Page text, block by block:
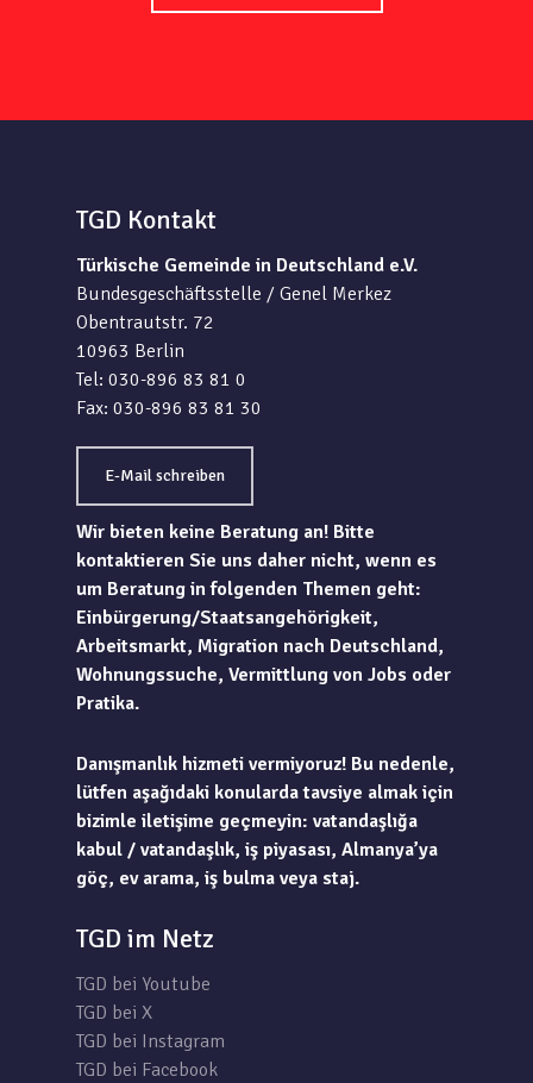
TGD Kontakt
Türkische Gemeinde in Deutschland e.V.
Bundesgeschäftsstelle / Genel Merkez
Obentrautstr. 72
10963 Berlin
Tel: 030-896 83 81 0
Fax: 030-896 83 81 30
E-Mail schreiben
Wir bieten keine Beratung an! Bitte
kontaktieren Sie uns daher nicht, wenn es
um Beratung in folgenden Themen geht:
Einbürgerung/Staatsangehörigkeit,
Arbeitsmarkt, Migration nach Deutschland,
Wohnungssuche, Vermittlung von Jobs oder
Pratika.
Danışmanlık hizmeti vermiyoruz! Bu nedenle,
lütfen aşağıdaki konularda tavsiye almak için
bizimle iletişime geçmeyin: vatandaşlığa
kabul / vatandaşlık, iş piyasası, Almanya’ya
göç, ev arama, iş bulma veya staj.
TGD im Netz
TGD bei Youtube
TGD bei X
TGD bei Instagram
TGD bei Facebook